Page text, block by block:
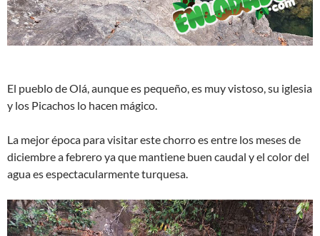
El pueblo de Olá, aunque es pequeño, es muy vistoso, su iglesia
y los Picachos lo hacen mágico.
La mejor época para visitar este chorro es entre los meses de
diciembre a febrero ya que mantiene buen caudal y el color del
agua es espectacularmente turquesa.